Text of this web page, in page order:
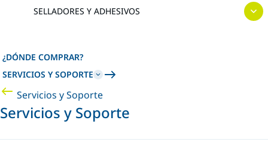
SELLADORES Y ADHESIVOS
¿DÓNDE COMPRAR?
SERVICIOS Y SOPORTE
Servicios y Soporte
Servicios y Soporte